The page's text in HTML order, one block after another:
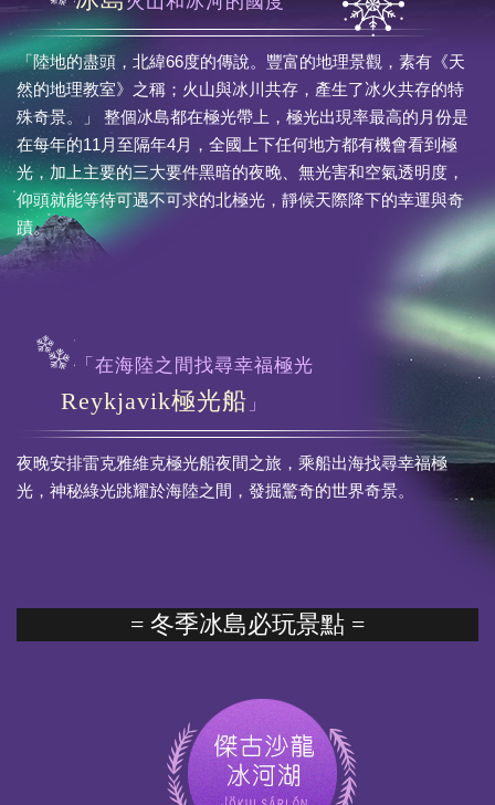
「陸地的盡頭，北緯66度的傳說。豐富的地理景觀，素有《天
然的地理教室》之稱；火山與冰川共存，產生了冰火共存的特
殊奇景。」 整個冰島都在極光帶上，極光出現率最高的月份是
在每年的11月至隔年4月，全國上下任何地方都有機會看到極
光，加上主要的三大要件黑暗的夜晚、無光害和空氣透明度，
仰頭就能等待可遇不可求的北極光，靜候天際降下的幸運與奇
蹟。
「在海陸之間找尋幸福極光
Reykjavik極光船 」
夜晚安排雷克雅維克極光船夜間之旅，乘船出海找尋幸福極
光，神秘綠光跳耀於海陸之間，發掘驚奇的世界奇景。
= 冬季冰島必玩景點 =